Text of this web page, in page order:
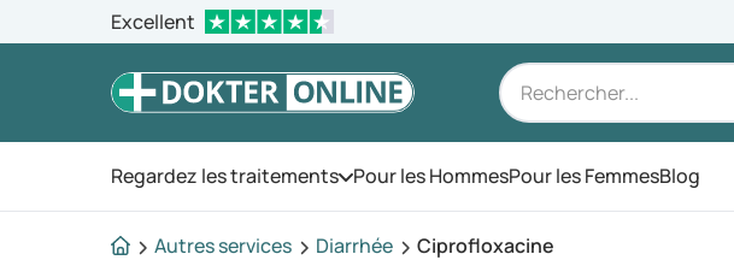
Excellent
Regardez les traitementsOuvrez le menu
Pour les HommesPour les FemmesBlog
Autres services Diarrhée Ciprofloxacine